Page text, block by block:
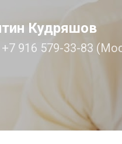
К
Кудряшов
916 579-33-83